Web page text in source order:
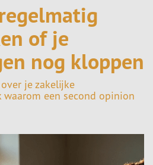
of je
nog kloppen
je zakelijke
waarom een second opinion